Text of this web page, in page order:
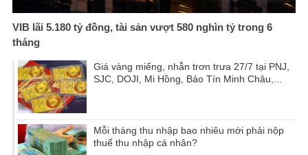
VIB lãi 5.180 tỷ đồng, tài sản vượt 580 nghìn tỷ trong 6
tháng
Giá vàng miếng, nhẫn trơn trưa 27/7 tại PNJ,
SJC, DOJI, Mi Hồng, Bảo Tín Minh Châu,...
Mỗi tháng thu nhập bao nhiêu mới phải nộp
thuế thu nhập cá nhân?